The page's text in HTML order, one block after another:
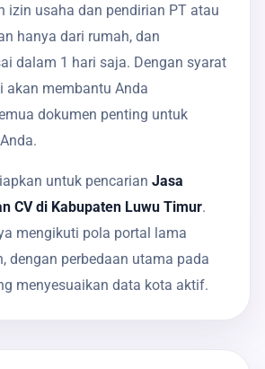
izin usaha dan pendirian PT atau
hanya dari rumah, dan
dalam 1 hari saja. Dengan syarat
akan membantu Anda
dokumen penting untuk
untuk pencarian Jasa
CV di Kabupaten Luwu Timur.
mengikuti pola portal lama
dengan perbedaan utama pada
menyesuaikan data kota aktif.